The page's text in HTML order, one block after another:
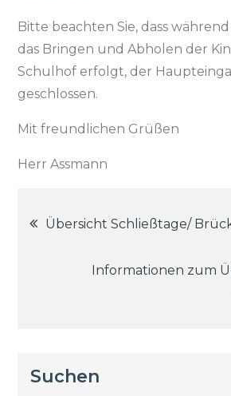
Bitte beachten Sie, dass
das Bringen und Abholen der
Schulhof erfolgt, der
geschlossen.
Mit freundlichen Grüßen
Herr Assmann
Übersicht Schließtage/
Informationen zum
Suchen